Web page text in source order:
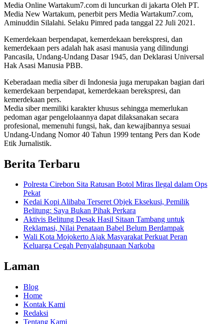
Media Online Wartakum7.com di luncurkan di jakarta Oleh PT.
Media New Wartakum, penerbit pers Media Wartakum7.com,
Aminuddin Silalahi. Selaku Pimred pada tanggal 22 Juli 2021.
Kemerdekaan berpendapat, kemerdekaan berekspresi, dan
kemerdekaan pers adalah hak asasi manusia yang dilindungi
Pancasila, Undang-Undang Dasar 1945, dan Deklarasi Universal
Hak Asasi Manusia PBB.
Keberadaan media siber di Indonesia juga merupakan bagian dari
kemerdekaan berpendapat, kemerdekaan berekspresi, dan
kemerdekaan pers.
Media siber memiliki karakter khusus sehingga memerlukan
pedoman agar pengelolaannya dapat dilaksanakan secara
profesional, memenuhi fungsi, hak, dan kewajibannya sesuai
Undang-Undang Nomor 40 Tahun 1999 tentang Pers dan Kode
Etik Jurnalistik.
Berita Terbaru
Polresta Cirebon Sita Ratusan Botol Miras Ilegal dalam Ops
Pekat
Kedai Kopi Alibaba Terseret Objek Eksekusi, Pemilik
Belitung: Saya Bukan Pihak Perkara
Aktivis Belitung Desak Hasil Sitaan Tambang untuk
Reklamasi, Nilai Penataan Babel Belum Berdampak
Wali Kota Mojokerto Ajak Masyarakat Perkuat Peran
Keluarga Cegah Penyalahgunaan Narkoba
Laman
Blog
Home
Kontak Kami
Redaksi
Tentang Kami